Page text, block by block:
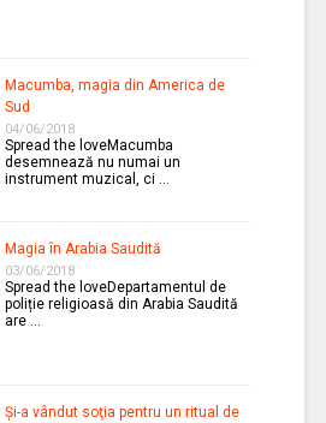
Macumba, magia din America de
Sud
04/06/2018
Spread the loveMacumba
desemnează nu numai un
instrument muzical, ci …
Magia în Arabia Saudită
03/06/2018
Spread the loveDepartamentul de
poliție religioasă din Arabia Saudită
are …
Şi-a vândut soţia pentru un ritual de